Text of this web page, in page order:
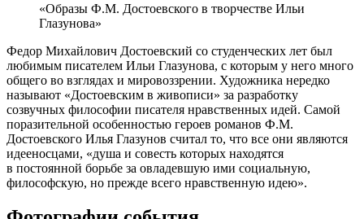
«Образы Ф.М. Достоевского в творчестве Ильи
Глазунова»
Федор Михайлович Достоевский со студенческих лет был
любимым писателем Ильи Глазунова, с которым у него много
общего во взглядах и мировоззрении. Художника нередко
называют «Достоевским в живописи» за разработку
созвучных философии писателя нравственных идей. Самой
поразительной особенностью героев романов Ф.М.
Достоевского Илья Глазунов считал то, что все они являются
идееносцами, «душа и совесть которых находятся
в постоянной борьбе за овладевшую ими социальную,
философскую, но прежде всего нравственную идею».